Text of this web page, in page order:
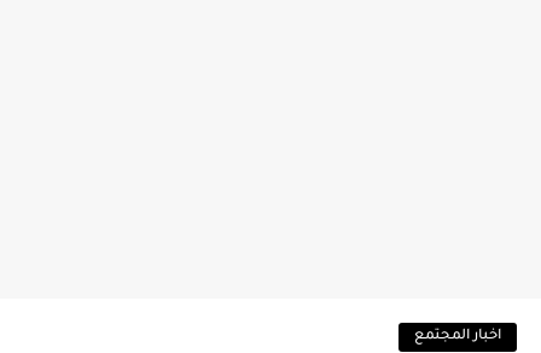
اخبار المجتمع